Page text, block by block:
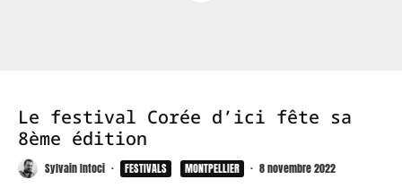
Le festival Corée d’ici fête sa
8ème édition
Sylvain Intoci · FESTIVALS MONTPELLIER · 8 novembre 2022